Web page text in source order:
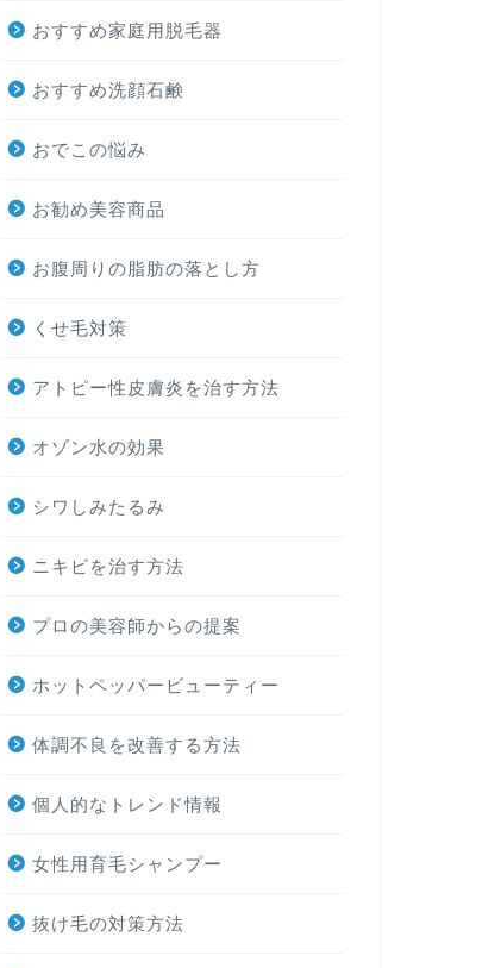
おすすめ家庭用脱毛器
おすすめ洗顔石鹸
おでこの悩み
お勧め美容商品
お腹周りの脂肪の落とし方
くせ毛対策
アトピー性皮膚炎を治す方法
オゾン水の効果
シワしみたるみ
ニキビを治す方法
プロの美容師からの提案
ホットペッパービューティー
体調不良を改善する方法
個人的なトレンド情報
女性用育毛シャンプー
抜け毛の対策方法